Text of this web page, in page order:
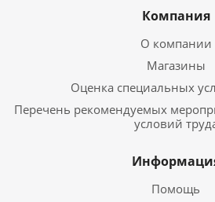
Компания
О компании
Магазины
Оценка специальных
Перечень рекомендуемых
условий
Помощь